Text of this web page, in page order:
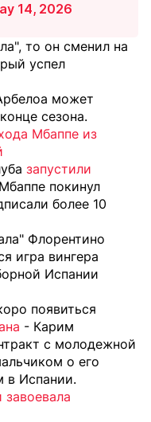
14, 2026
то он сменил на
успел
может
сезона.
Мбаппе из
запустили
покинул
более 10
Флорентино
игра вингера
Испании
появиться
- Карим
с молодежной
о его
в Испании.
завоевала